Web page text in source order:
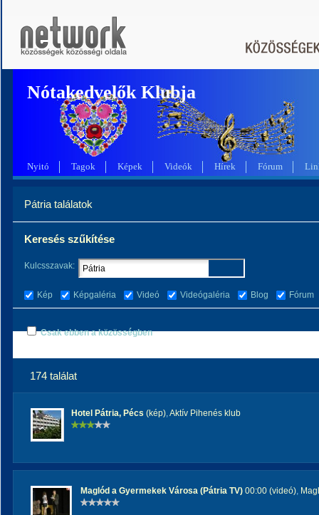
Nótakedvelők Klubja
Nyitó Tagok Képek Videók Hírek Fórum
Pátria találatok
Keresés szűkítése
Kulcsszavak:
Kép Képgaléria Videó Videógaléria Blog Fórum
Csak ebben a közösségben
174 találat
Hotel Pátria, Pécs (kép),Aktív Pihenés klub
Maglód a Gyermekek Városa (Pátria TV) 00:00 (videó),